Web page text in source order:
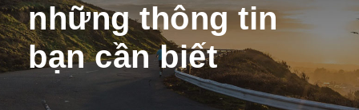
những thông tin
bạn cần biết